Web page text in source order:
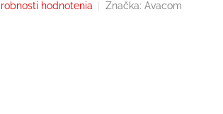
hodnotenia Značka: Avacom